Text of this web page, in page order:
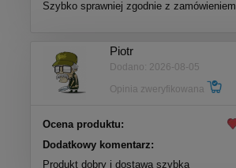
Szybko sprawniej zgodnie z zamówieniem.
Piotr
Dodano: 2026-08-05
Opinia zweryfikowana
Ocena produktu:
Dodatkowy komentarz:
Produkt dobry i dostawa szybka